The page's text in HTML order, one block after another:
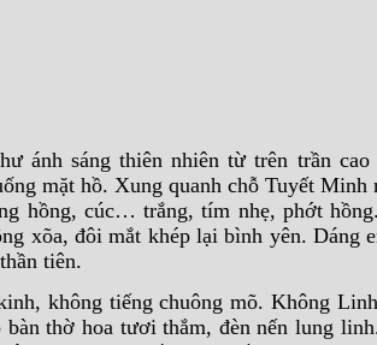
ánh sáng thiên nhiên từ trên trần
mặt hồ. Xung quanh chỗ Tuyết Minh
hồng, cúc… trắng, tím nhẹ, phớt
xõa, đôi mắt khép lại bình yên. Dáng
tiên.
không tiếng chuông mõ. Không
thờ hoa tươi thắm, đèn nến lung